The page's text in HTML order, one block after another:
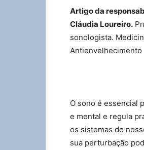
Artigo da
Cláudia Loureiro.
sonologista.
Antienvelhecimento
O sono é essencial
e mental e regula
os sistemas do
sua perturbação